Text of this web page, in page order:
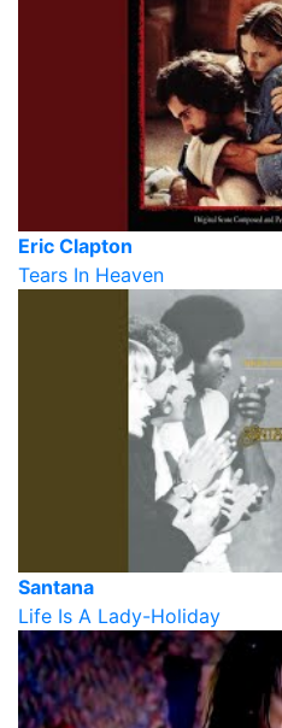
Eric Clapton
Tears In Heaven
Santana
Life Is A Lady-Holiday